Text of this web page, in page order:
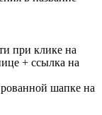
при клике на
+ ссылка на
шапке на